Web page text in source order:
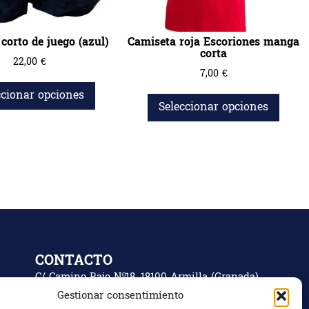
Gestionar consentimiento
de juego (azul)
22,00 €
opciones
Camiseta roja Escoriones manga
corta
7,00 €
Seleccionar opciones
CONTACTO
C/ Camino Bajo Nº18, 18100 Armilla (Granada)
Granada, España